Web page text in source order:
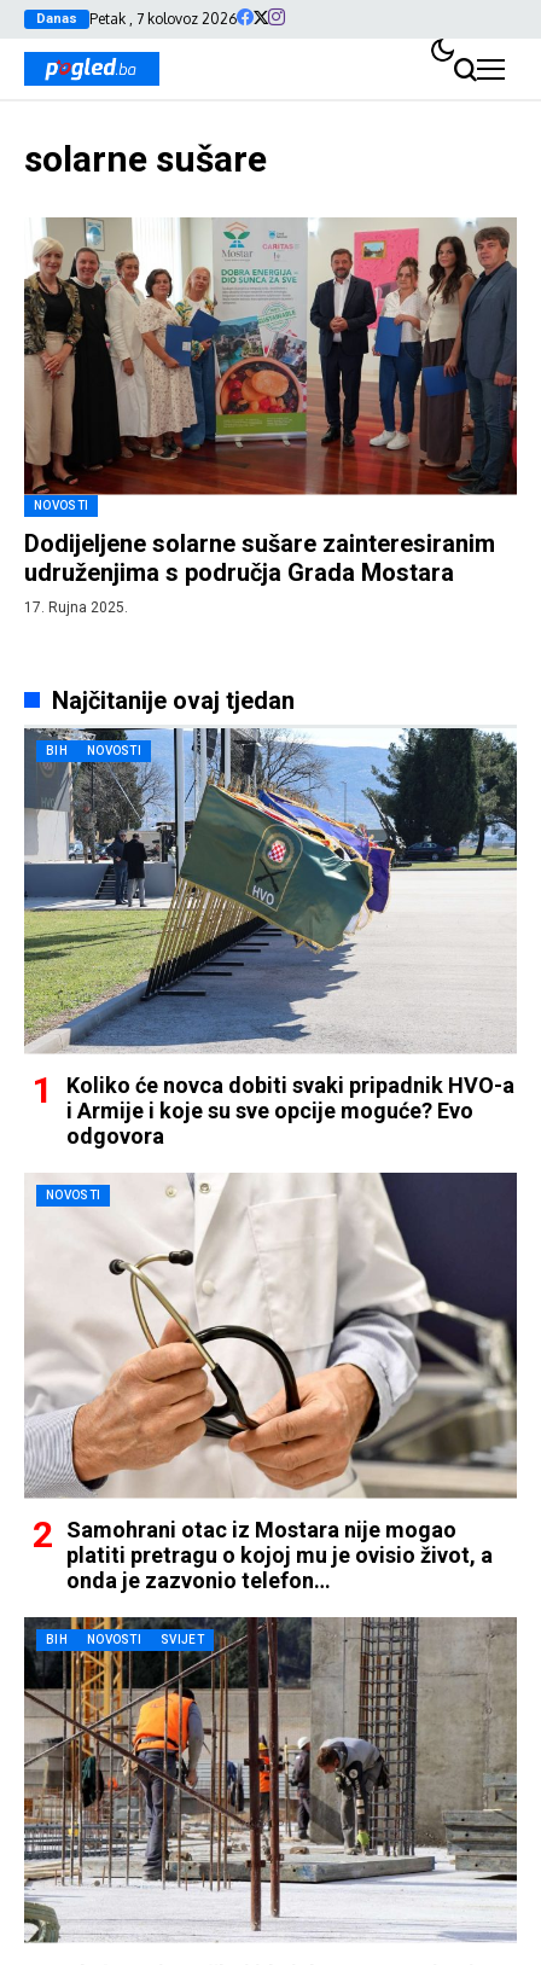
Danas Petak , 7 kolovoz 2026
solarne sušare
NOVOSTI
Dodijeljene solarne sušare zainteresiranim
udruženjima s područja Grada Mostara
17. Rujna 2025.
Najčitanije ovaj tjedan
BIH NOVOSTI
Koliko će novca dobiti svaki pripadnik HVO-a
i Armije i koje su sve opcije moguće? Evo
odgovora
NOVOSTI
Samohrani otac iz Mostara nije mogao
platiti pretragu o kojoj mu je ovisio život, a
onda je zazvonio telefon…
BIH NOVOSTI SVIJET